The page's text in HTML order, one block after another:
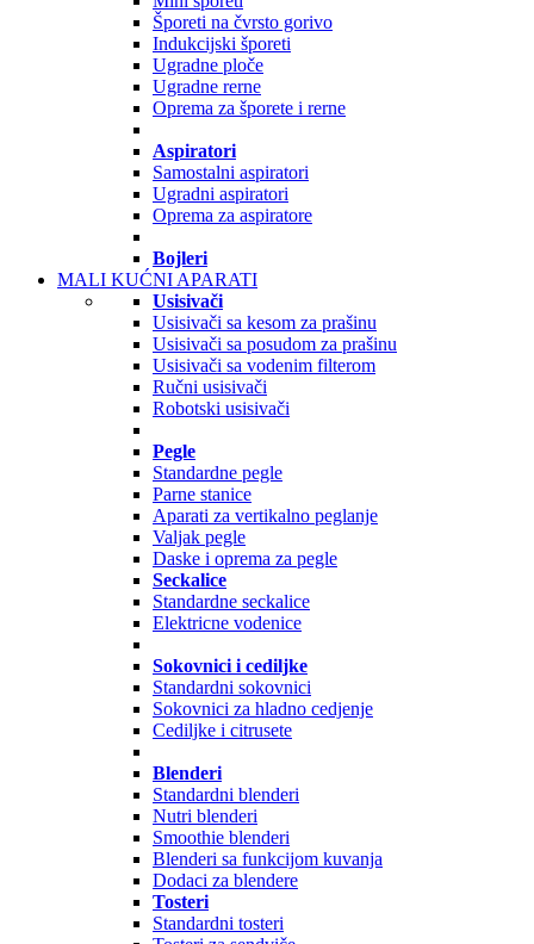
Šporeti na čvrsto gorivo
Indukcijski šporeti
Ugradne ploče
Ugradne rerne
Oprema za šporete i rerne
Aspiratori
Samostalni aspiratori
Ugradni aspiratori
Oprema za aspiratore
Bojleri
MALI KUĆNI APARATI
Usisivači
Usisivači sa kesom za prašinu
Usisivači sa posudom za prašinu
Usisivači sa vodenim filterom
Ručni usisivači
Robotski usisivači
Pegle
Standardne pegle
Parne stanice
Aparati za vertikalno peglanje
Valjak pegle
Daske i oprema za pegle
Seckalice
Standardne seckalice
Elektricne vodenice
Sokovnici i cediljke
Standardni sokovnici
Sokovnici za hladno cedjenje
Cediljke i citrusete
Blenderi
Standardni blenderi
Nutri blenderi
Smoothie blenderi
Blenderi sa funkcijom kuvanja
Dodaci za blendere
Tosteri
Standardni tosteri